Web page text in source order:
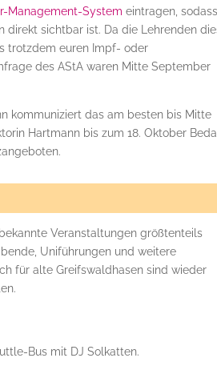
Management-System eintragen,
direkt sichtbar ist. Da die Lehrenden
trotzdem euren Impf- oder
des AStA waren Mitte September
kommuniziert das am besten bis Mitte
Hartmann bis zum 18. Oktober
Veranstaltungen größtenteils
Uniführungen und weitere
für alte Greifswaldhasen sind wieder
Bus mit DJ Solkatten.